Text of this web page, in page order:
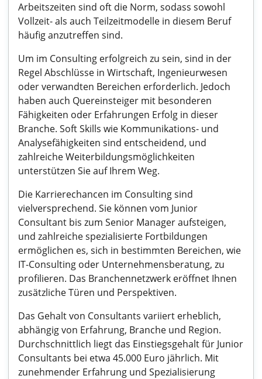
Arbeitszeiten sind oft die Norm, sodass sowohl
Vollzeit- als auch Teilzeitmodelle in diesem Beruf
häufig anzutreffen sind.
Um im Consulting erfolgreich zu sein, sind in der
Regel Abschlüsse in Wirtschaft, Ingenieurwesen
oder verwandten Bereichen erforderlich. Jedoch
haben auch Quereinsteiger mit besonderen
Fähigkeiten oder Erfahrungen Erfolg in dieser
Branche. Soft Skills wie Kommunikations- und
Analysefähigkeiten sind entscheidend, und
zahlreiche Weiterbildungsmöglichkeiten
unterstützen Sie auf Ihrem Weg.
Die Karrierechancen im Consulting sind
vielversprechend. Sie können vom Junior
Consultant bis zum Senior Manager aufsteigen,
und zahlreiche spezialisierte Fortbildungen
ermöglichen es, sich in bestimmten Bereichen, wie
IT-Consulting oder Unternehmensberatung, zu
profilieren. Das Branchennetzwerk eröffnet Ihnen
zusätzliche Türen und Perspektiven.
Das Gehalt von Consultants variiert erheblich,
abhängig von Erfahrung, Branche und Region.
Durchschnittlich liegt das Einstiegsgehalt für Junior
Consultants bei etwa 45.000 Euro jährlich. Mit
zunehmender Erfahrung und Spezialisierung